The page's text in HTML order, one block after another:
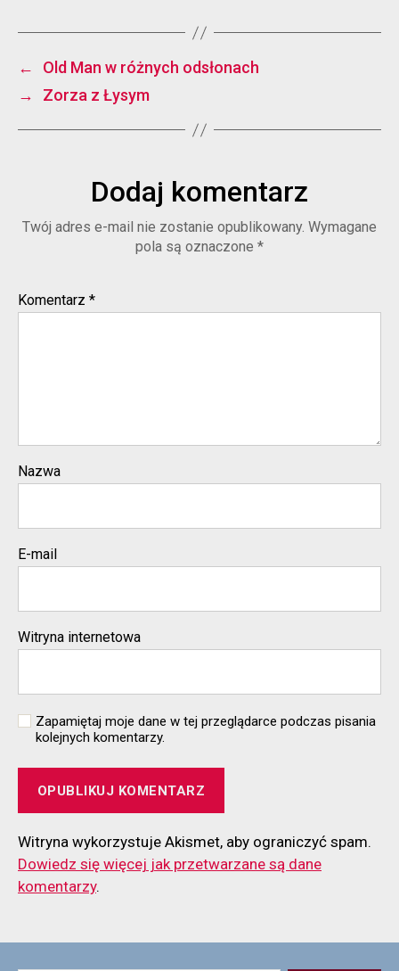
←
Old Man w różnych odsłonach
→
Zorza z Łysym
Dodaj komentarz
Twój adres e-mail nie zostanie opublikowany. Wymagane
pola są oznaczone *
Komentarz *
Nazwa
E-mail
Witryna internetowa
Zapamiętaj moje dane w tej przeglądarce podczas pisania
kolejnych komentarzy.
Witryna wykorzystuje Akismet, aby ograniczyć spam.
Dowiedz się więcej jak przetwarzane są dane
komentarzy.